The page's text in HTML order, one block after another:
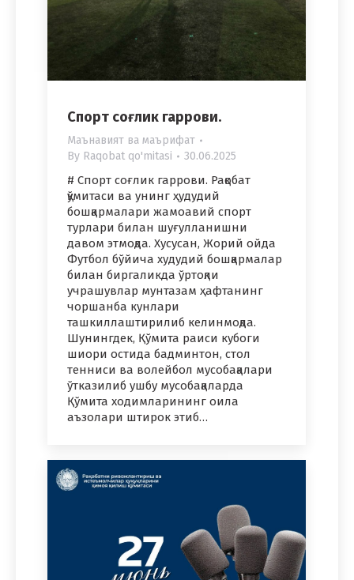
Спорт соғлик гаррови.
Маънавият ва маърифат
By Raqobat qo'mitasi 30.06.2025
# Спорт соғлик гаррови. Рақобат
қўмитаси ва унинг ҳудудий
бошқармалари жамоавий спорт
турлари билан шуғулланишни
давом этмоқда. Хусусан, Жорий ойда
Футбол бўйича худудий бошқармалар
билан биргаликда ўртоқли
учрашувлар мунтазам ҳафтанинг
чоршанба кунлари
ташкиллаштирилиб келинмоқда.
Шунингдек, Қўмита раиси кубоги
шиори остида бадминтон, стол
тенниси ва волейбол мусобақалари
ўтказилиб ушбу мусобақаларда
Қўмита ходимларининг оила
аъзолари штирок этиб…